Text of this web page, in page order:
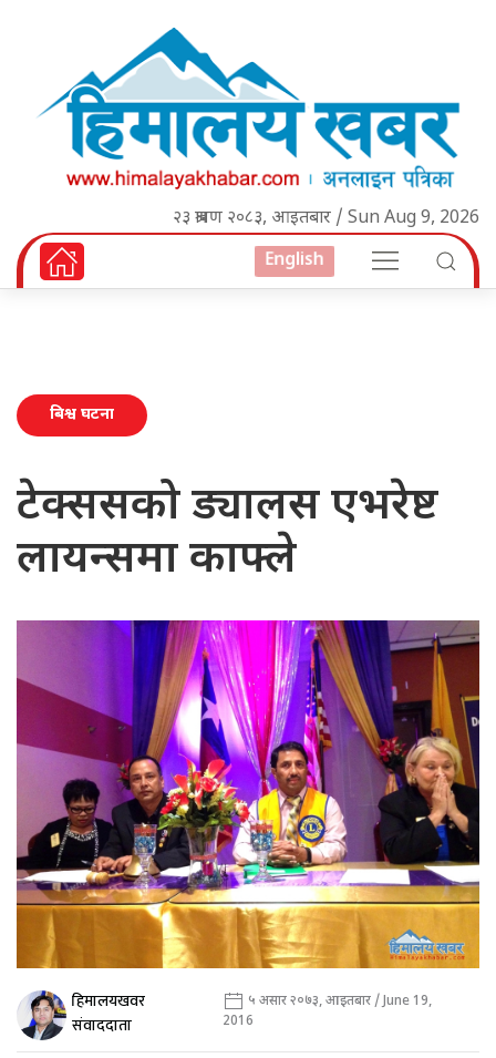
२३ श्रावण २०८३, आइतबार / Sun Aug 9, 2026
English
बिश्व घटना
टेक्ससको ड्यालस एभरेष्ट
लायन्समा काफ्ले
हिमालयखवर
संवाददाता
५ असार २०७३, आइतबार / June 19,
2016